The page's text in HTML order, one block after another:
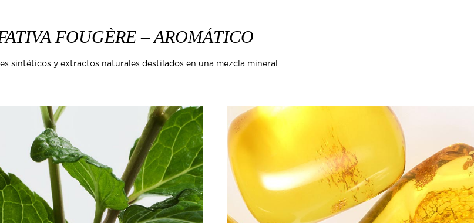
FOUGÈRE – AROMÁTICO
sintéticos y extractos naturales destilados en una mezcla mineral